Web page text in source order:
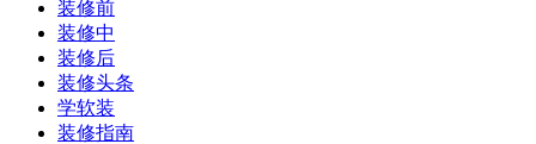
装修前
装修中
装修后
装修头条
学软装
装修指南